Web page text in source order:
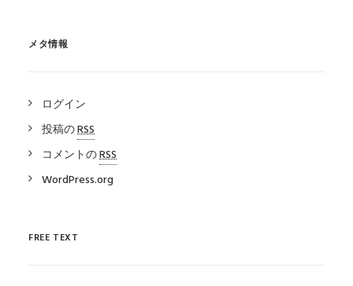
メタ情報
ログイン
投稿のRSS
コメントのRSS
WordPress.org
FREE TEXT